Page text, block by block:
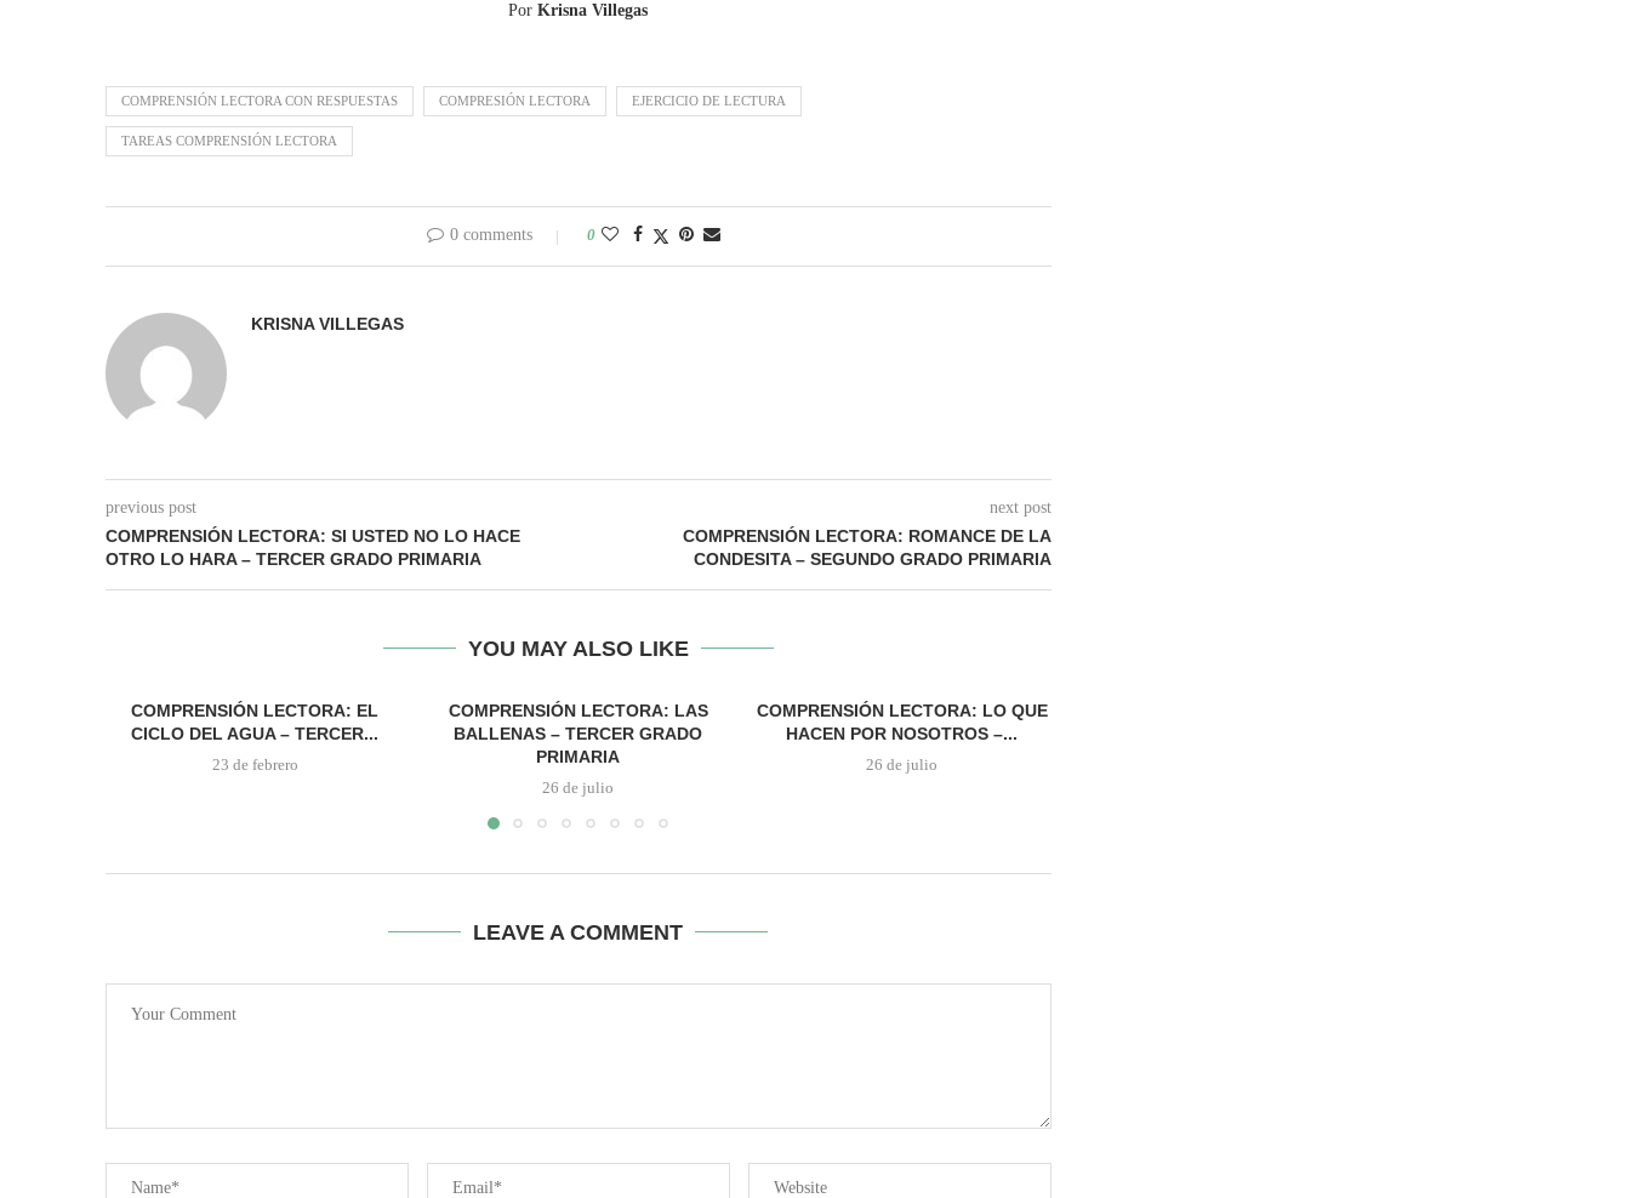
PorKrisna Villegas
COMPRENSIÓN LECTORA CON RESPUESTAS COMPRESIÓN LECTORA EJERCICIO DE LECTURA
TAREAS COMPRENSIÓN LECTORA
0 comments 0
KRISNA VILLEGAS
previous post
COMPRENSIÓN LECTORA: SI USTED NO LO HACE
OTRO LO HARA – TERCER GRADO PRIMARIA
next post
COMPRENSIÓN LECTORA: ROMANCE DE LA
CONDESITA – SEGUNDO GRADO PRIMARIA
YOU MAY ALSO LIKE
COMPRENSIÓN LECTORA: EL
CICLO DEL AGUA – TERCER...
23 de febrero
COMPRENSIÓN LECTORA: LAS
BALLENAS – TERCER GRADO
PRIMARIA
26 de julio
COMPRENSIÓN LECTORA: LO QUE
HACEN POR NOSOTROS –...
26 de julio
LEAVE A COMMENT